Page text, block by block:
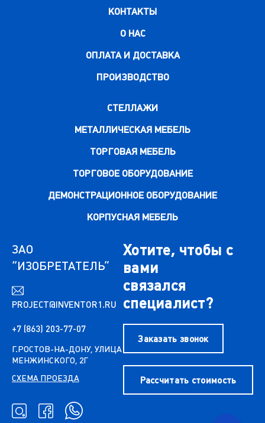
КОНТАКТЫ
О НАС
ОПЛАТА И ДОСТАВКА
ПРОИЗВОДСТВО
СТЕЛЛАЖИ
МЕТАЛЛИЧЕСКАЯ МЕБЕЛЬ
ТОРГОВАЯ МЕБЕЛЬ
ТОРГОВОЕ ОБОРУДОВАНИЕ
ДЕМОНСТРАЦИОННОЕ ОБОРУДОВАНИЕ
КОРПУСНАЯ МЕБЕЛЬ
ЗАО
“ИЗОБРЕТАТЕЛЬ”
PROJECT@INVENTOR1.RU
+7 (863) 203-77-07
Г.РОСТОВ-НА-ДОНУ, УЛИЦА
МЕНЖИНСКОГО, 2Г
СХЕМА ПРОЕЗДА
Хотите, чтобы с
вами
связался
специалист?
Заказать звонок
Рассчитать стоимость